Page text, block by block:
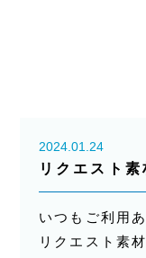
2024.01.24
リクエスト
いつもご利用
リクエスト素